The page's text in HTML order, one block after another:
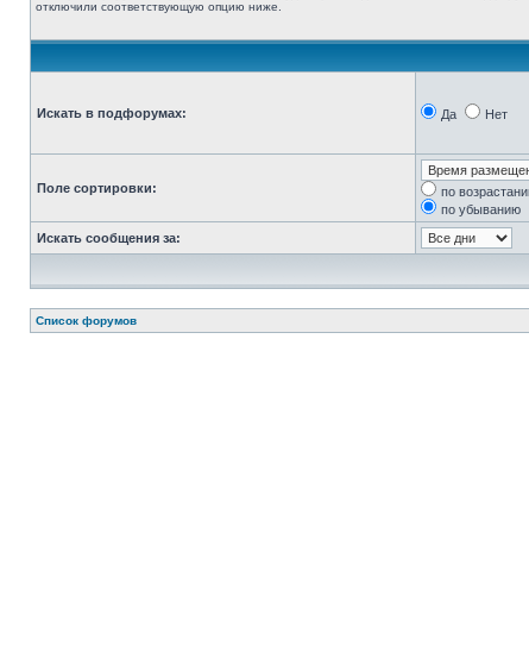
отключили соответствующую опцию ниже.
Искать в подфорумах: Да Нет
Поле сортировки:
по
по убыванию
Искать сообщения за:
Список форумов